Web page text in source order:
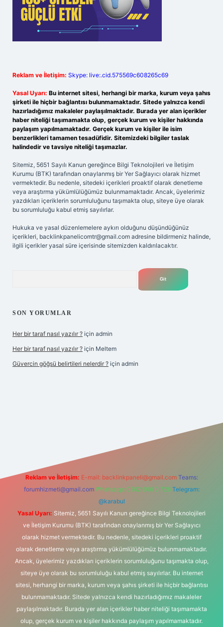
Reklam ve İletişim: Skype: live:.cid.575569c608265c69
Yasal Uyarı: Bu internet sitesi, herhangi bir marka, kurum veya şahıs
şirketi ile hiçbir bağlantısı bulunmamaktadır. Sitede yalnızca kendi
hazırladığımız makaleler paylaşılmaktadır. Burada yer alan içerikler
haber niteliği taşımamakta olup, gerçek kurum ve kişiler hakkında
paylaşım yapılmamaktadır. Gerçek kurum ve kişiler ile isim
benzerlikleri tamamen tesadüfidir. Sitemizdeki bilgiler taslak
halindedir ve tavsiye niteliği taşımazlar.
Sitemiz, 5651 Sayılı Kanun gereğince Bilgi Teknolojileri ve İletişim
Kurumu (BTK) tarafından onaylanmış bir Yer Sağlayıcı olarak hizmet
vermektedir. Bu nedenle, sitedeki içerikleri proaktif olarak denetleme
veya araştırma yükümlülüğümüz bulunmamaktadır. Ancak, üyelerimiz
yazdıkları içeriklerin sorumluluğunu taşımakta olup, siteye üye olarak
bu sorumluluğu kabul etmiş sayılırlar.
Hukuka ve yasal düzenlemelere aykırı olduğunu düşündüğünüz
içerikleri, backlinkpanelicomtr@gmail.com adresine bildirmeniz halinde,
ilgili içerikler yasal süre içerisinde sitemizden kaldırılacaktır.
SON YORUMLAR
Her bir taraf nasıl yazılır ? için admin
Her bir taraf nasıl yazılır ? için Meltem
Güvercin göğsü belirtileri nelerdir ? için admin
Reklam ve İletişim: E-mail: backlinkpaneli@gmail.com Teams:
forumhizmeti@gmail.com Whatsapp: 0262 606 0 726 Telegram:
@karabul
Yasal Uyarı: Sitemiz, 5651 Sayılı Kanun gereğince Bilgi Teknolojileri
ve İletişim Kurumu (BTK) tarafından onaylanmış bir Yer Sağlayıcı
olarak hizmet vermektedir. Bu nedenle, sitedeki içerikleri proaktif
olarak denetleme veya araştırma yükümlülüğümüz bulunmamaktadır.
Ancak, üyelerimiz yazdıkları içeriklerin sorumluluğunu taşımakta olup,
siteye üye olarak bu sorumluluğu kabul etmiş sayılırlar. Bu internet
sitesi, herhangi bir marka, kurum veya şahıs şirketi ile hiçbir bağlantısı
bulunmamaktadır. Sitede yalnızca kendi hazırladığımız makaleler
paylaşılmaktadır. Burada yer alan içerikler haber niteliği taşımamakta
olup, gerçek kurum ve kişiler hakkında paylaşım yapılmamaktadır.